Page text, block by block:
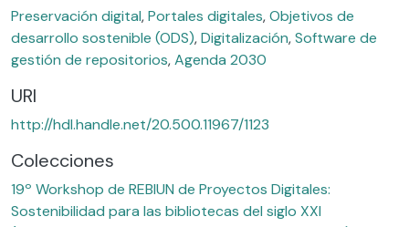
Preservación digital,Portales digitales,Objetivos de
desarrollo sostenible (ODS),Digitalización,Software de
gestión de repositorios,Agenda 2030
URI
http://hdl.handle.net/20.500.11967/1123
Colecciones
19º Workshop de REBIUN de Proyectos Digitales:
Sostenibilidad para las bibliotecas del siglo XXI